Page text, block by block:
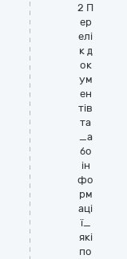
2 П
ер
елі
к д
ок
ум
ен
тів
та
_а
бо
ін
фо
рм
аці
ї_
які
по